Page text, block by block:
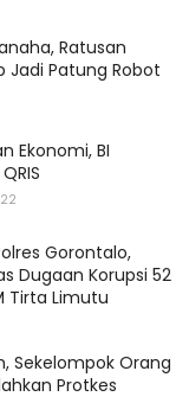
Ratusan
Jadi Patung Robot
Ekonomi, BI
Gorontalo,
Dugaan Korupsi 52
Tirta Limutu
Sekelompok Orang
Protkes